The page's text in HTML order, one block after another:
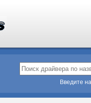
Введите